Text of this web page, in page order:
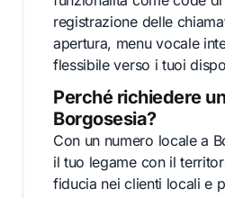
registrazione delle
apertura, menu vocale
flessibile verso i tuoi
Perché richiedere
Borgosesia?
Con un numero locale a
il tuo legame con il
fiducia nei clienti locali e